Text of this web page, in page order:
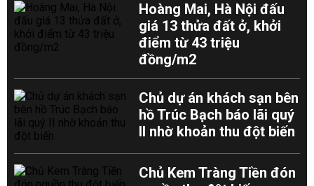
Hoàng Mai, Hà Nội đấu
giá 13 thửa đất ở, khởi
điểm từ 43 triệu
đồng/m2
Chủ dự án khách sạn bên
hồ Trúc Bạch báo lãi quý
II nhờ khoản thu đột biến
Chủ Kem Tràng Tiền đón